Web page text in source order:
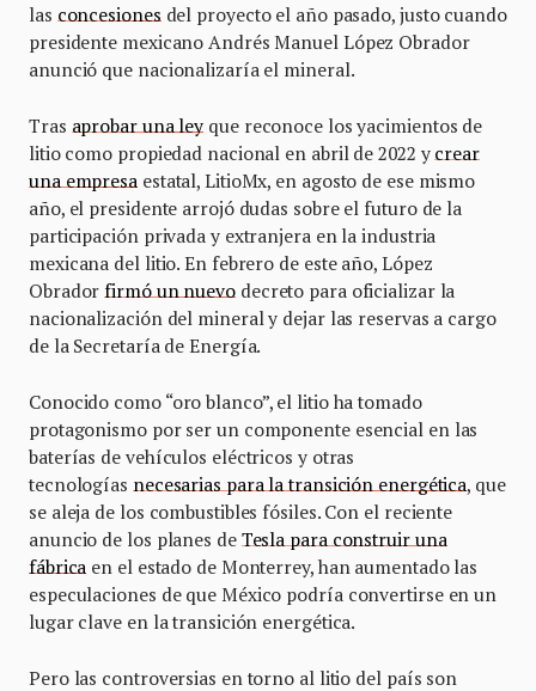
las concesiones del proyecto el año pasado, justo cuando
presidente mexicano Andrés Manuel López Obrador
anunció que nacionalizaría el mineral.
Tras aprobar una ley que reconoce los yacimientos de
litio como propiedad nacional en abril de 2022 y crear
una empresa estatal, LitioMx, en agosto de ese mismo
año, el presidente arrojó dudas sobre el futuro de la
participación privada y extranjera en la industria
mexicana del litio. En febrero de este año, López
Obrador firmó un nuevodecreto para oficializar la
nacionalización del mineral y dejar las reservas a cargo
de la Secretaría de Energía.
Conocido como “oro blanco”, el litio ha tomado
protagonismo por ser un componente esencial en las
baterías de vehículos eléctricos y otras
tecnologías necesarias para la transición energética, que
se aleja de los combustibles fósiles. Con el reciente
anuncio de los planes de Tesla para construir una
fábrica en el estado de Monterrey, han aumentado las
especulaciones de que México podría convertirse en un
lugar clave en la transición energética.
Pero las controversias en torno al litio del país son